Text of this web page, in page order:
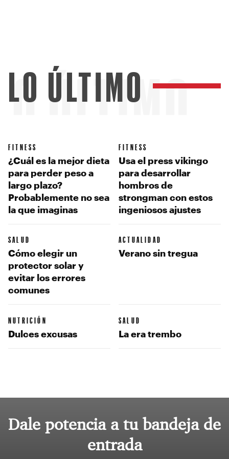
ÚLTIMO
LO ÚLTIMO
FITNESS
¿Cuál es la mejor dieta
para perder peso a
largo plazo?
Probablemente no sea
la que imaginas
FITNESS
Usa el press vikingo
para desarrollar
hombros de
strongman con estos
ingeniosos ajustes
SALUD
Cómo elegir un
protector solar y
evitar los errores
comunes
ACTUALIDAD
Verano sin tregua
NUTRICIÓN
Dulces excusas
SALUD
La era trembo
Dale potencia a tu bandeja de
entrada